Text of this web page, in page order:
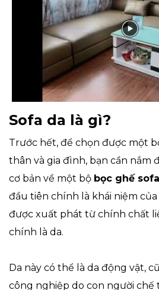
Sofa da là gì?
Trước hết, để chọn được một
thân và gia đình, bạn cần nắm
cơ bản về một bộ bọc ghế
đầu tiên chính là khái niệm của
được xuất phát từ chính chất
chính là da.
Da này có thể là da động vật,
công nghiệp do con người chế